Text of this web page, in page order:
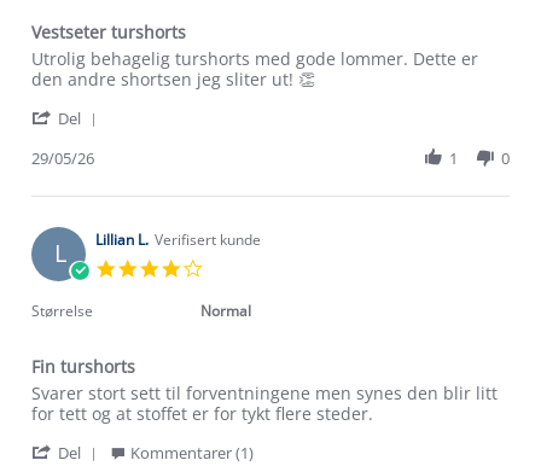
Vestseter turshorts
Review
by
H.
29
2026
review
stating
turshorts
Utrolig behagelig turshorts med gode lommer. Dette er
den andre shortsen jeg sliter ut! 👏
Del
Margrete
on
29
May
29/05/26 1 0
L Lillian L. Verifisert kunde
rating
Størrelse Normal
Fin turshorts
Review
by
L.
review
stating
turshorts
Svarer stort sett til forventningene men synes den blir litt
for tett og at stoffet er for tykt flere steder.
Del
Kommentarer (1)